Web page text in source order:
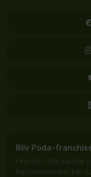
Bliv Poda-
Find den rette partner
franchisesystem kan